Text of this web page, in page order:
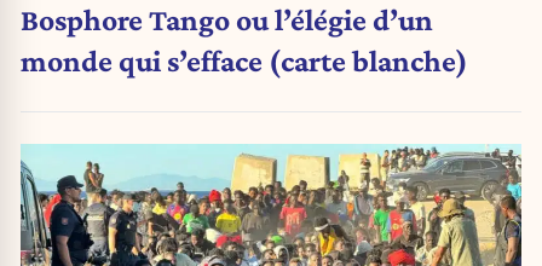
Bosphore Tango ou l’élégie d’un
monde qui s’efface (carte blanche)